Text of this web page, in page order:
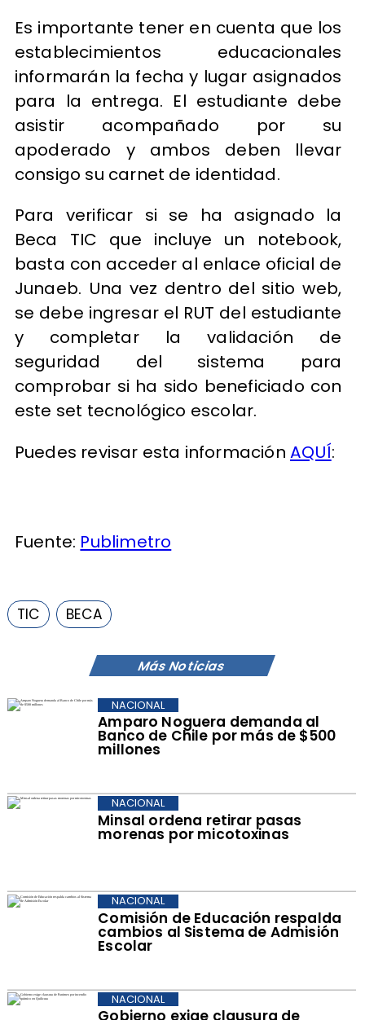
Más Noticias
Amparo Noguera demanda al
Banco de Chile por más de $500
millones
NACIONAL
Minsal ordena retirar pasas
morenas por micotoxinas
NACIONAL
Comisión de Educación respalda
cambios al Sistema de Admisión
Escolar
NACIONAL
NACIONAL
Es importante tener en cuenta que los
establecimientos educacionales
informarán la fecha y lugar asignados
para la entrega. El estudiante debe
asistir acompañado por su
apoderado y ambos deben llevar
consigo su carnet de identidad.
Para verificar si se ha asignado la
Beca TIC que incluye un notebook,
basta con acceder al enlace oficial de
Junaeb. Una vez dentro del sitio web,
se debe ingresar el RUT del estudiante
y completar la validación de
seguridad del sistema para
comprobar si ha sido beneficiado con
este set tecnológico escolar.
Puedes revisar esta información AQUÍ:
Fuente: Publimetro
TIC BECA